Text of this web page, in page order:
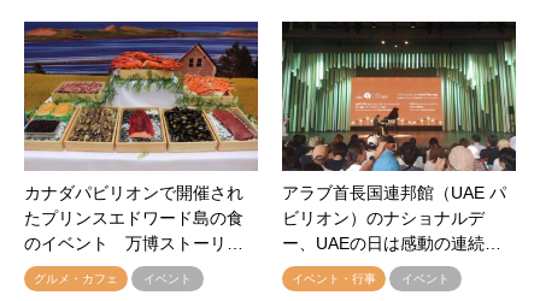
カナダパビリオンで開催され
たプリンスエドワード島の食
のイベント 万博ストーリ…
グルメ・カフェ イベント
アラブ⾸⻑国連邦館（UAE パ
ビリオン）のナショナルデ
ー、UAEの日は感動の連続…
イベント・行事 イベント